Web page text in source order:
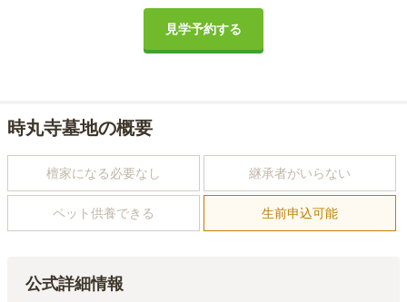
見学予約する
時丸寺墓地の概要
檀家になる必要なし 継承者がいらない
ペット供養できる 生前申込可能
公式詳細情報